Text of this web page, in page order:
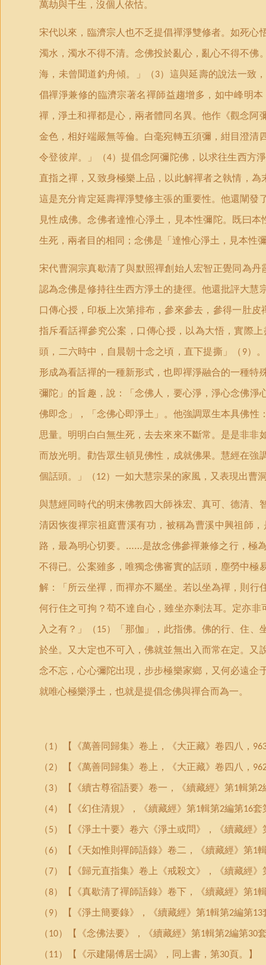
萬劫與千生，沒個人依怙。
宋代以來，臨濟宗人也不乏提倡禪淨雙修者。如死
濁水，濁水不得不清。念佛投於亂心，亂心不得不
海，未曾聞道釣舟傾。
」 （3）這與延壽的說法一致
倡禪淨兼修的臨濟宗著名禪師益趨增多，如中峰明
禪，淨土和禪都是心，兩者體同名異。他作《觀念
金色，相好端嚴無等倫。白毫宛轉五須彌，紺目澄
令登彼岸。
」 （4）提倡念阿彌陀佛，以求往生西方
直指之禪，又致身極樂上品，以此解禪者之執情，
這是充分肯定延壽禪淨雙修主張的重要性。他還闡
見性成佛。念佛者達惟心淨土，見本性彌陀。既曰
生死，兩者目的相同；念佛是 「達惟心淨土，見本性
宋代曹洞宗真歇清了與默照禪創始人宏智正覺同為丹
認為念佛是修持往生西方淨土的捷徑。他還批評大慧
口傳心授，印板上次第排布，參來參去，參得一肚
指斥看話禪參究公案，口傳心授，以為大悟，實際
頭，二六時中，自晨朝十念之頃，直下提撕 」 （ 9）
形成為看話禪的一種新形式，也即禪淨融合的一種
彌陀 」 的旨趣，說：「念佛人，要心淨，淨心念佛
佛即念」，
「念佛心即淨土 」 。他強調眾生本具佛性
思量。明明白白無生死，去去來來不斷常。是是非非
而放光明。勸告眾生頓見佛性，成就佛果。慧經在
個話頭。」（12）一如大慧宗杲的家風，又表現出曹
與慧經同時代的明末佛教四大師祩宏、真可、德清
清因恢復禪宗祖庭曹溪有功，被稱為曹溪中興祖師
路，最為明心切要。……是故念佛參禪兼修之行，極
不得已。公案雖多，唯獨念佛審實的話頭，塵勞中極
解：「所云坐禪，而禪亦不屬坐。若以坐為禪，則行
何行住之可拘？苟不達自心，雖坐亦剩法耳。定亦
入之有？」（15） 「那伽 」
，此指佛。佛的行、住
於坐。又大定也不可入，佛就並無出入而常在定。
念不忘，心心彌陀出現，步步極樂家鄉，又何必遠企
就唯心極樂淨土，也就是提倡念佛與禪合而為一。
（1）【《萬善同歸集》卷上，《大正藏》卷四八，
（2）【《萬善同歸集》卷上，《大正藏》卷四八，
（3）【《續古尊宿語要》卷一，《續藏經》第1輯第2
（4）【《幻住清規》，《續藏經》第1輯第2編第16套
（5）【《淨土十要》卷六《淨土或問》，《續藏經》
（6）【《天如惟則禪師語錄》卷二，《續藏經》第1
（ 7）【《歸元直指集》卷上《戒殺文》，《續藏經》
（8）【《真歇清了禪師語錄》卷下，《續藏經》第1
（9）【《淨土簡要錄》，《續藏經》第1輯第2編第13
（10）【《念佛法要》，《續藏經》第1輯第2編第30
（11）【《示建陽傅居士謁》，同上書，第30頁。】